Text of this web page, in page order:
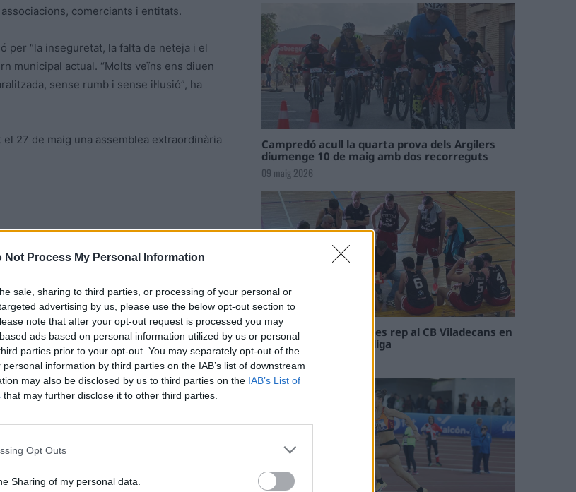
Not Process My Personal Information
sale, sharing to third parties, or processing of your personal or
advertising by us, please use the below opt-out section to
note that after your opt-out request is processed you may
ads based on personal information utilized by us or personal
parties prior to your opt-out. You may separately opt-out of the
information by third parties on the IAB’s list of downstream
may also be disclosed by us to third parties on the IAB’s List of
that may further disclose it to other third parties.
Opt Outs
Sharing of my personal data.
comerciants i entitats.
per “la inseguretat, la falta de neteja i el
municipal actual. “Molts veïns ens diuen
sense rumb i sense il·lusió”, ha
27 de maig una assemblea extraordinària
Article següent
Oproae o com el jo, si no va cap al nosaltres,
és estèril
Campredó acull la quarta prova dels Argilers
diumenge 10 de maig amb dos recorreguts
09 maig 2026
El Cantaires amb baixes rep al CB Viladecans en
el tram decisiu de la lliga
09 maig 2026